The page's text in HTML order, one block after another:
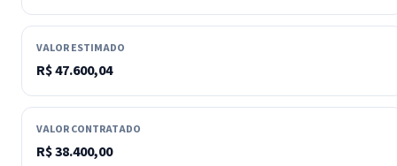
VALOR ESTIMADO
R$ 47.600,04
VALOR CONTRATADO
R$ 38.400,00